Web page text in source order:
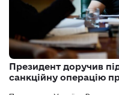
Президент доручив
санкційну операцію